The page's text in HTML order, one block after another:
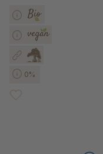
0%